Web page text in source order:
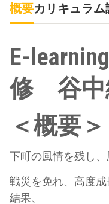
概要カリキュラム
E-
修 谷中
＜概要＞
下町の風情を残し、
戦災を免れ、高度
結果、